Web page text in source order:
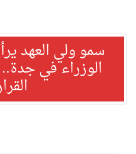
سمو ولي العهد
الوزراء في